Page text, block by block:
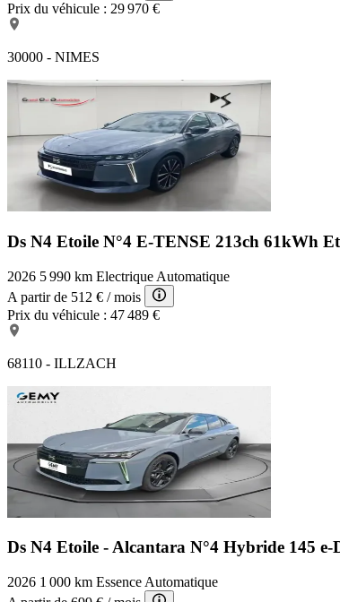
Prix du véhicule : 29 970 €
30000 - NIMES
Ds N4 Etoile N°4 E-TENSE 213ch 61kWh
2026 5 990 km Electrique Automatique
A partir de 512 € / mois
Prix du véhicule : 47 489 €
68110 - ILLZACH
Ds N4 Etoile - Alcantara N°4 Hybride 145 e-
2026 1 000 km Essence Automatique